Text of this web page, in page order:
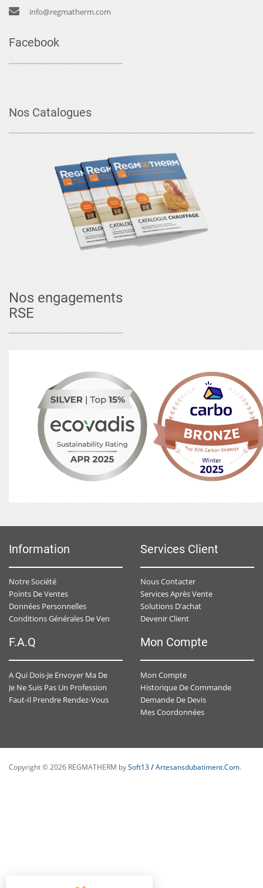
info@regmatherm.com
Facebook
Nos Catalogues
Nos engagements
RSE
Information
Notre Société
Points De Ventes
Données Personnelles
Services Client
Nous Contacter
Services Après Vente
Solutions D'achat
Devenir Client
F.A.Q Mon Compte
Mon Compte
Historique De Commande
Demande De Devis
Mes Coordonnées
Copyright © 2026 REGMATHERM bySoft13/Artesansdubatiment.com.